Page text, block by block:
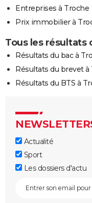
Entreprises à Troche
Prix immobilier à
Tous les résultats
Résultats du bac à
Résultats du brevet à
Résultats du BTS à
Actualité
Sport
Les dossiers d'actu